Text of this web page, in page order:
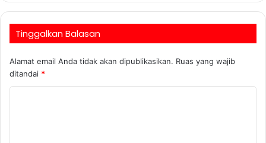
Tinggalkan Balasan
Alamat email Anda tidak akan dipublikasikan. Ruas yang wajib
ditandai *